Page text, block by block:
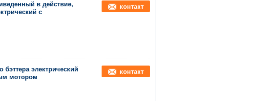
в действие,
с
контакт
бэттера электрический
мотором
контакт